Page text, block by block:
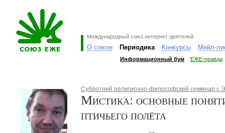
Международный союз интернет-деятелей
О союзе Периодика Конкурсы Мейл-
Информационный бум ЕЖЕ-правда
Субботний религиозно-философский семинар с
Мистика: основные
птичьего полёта